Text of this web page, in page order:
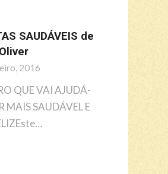
SAUDÁVEIS de
2016
QUE VAI AJUDÁ-
MAIS SAUDÁVEL E